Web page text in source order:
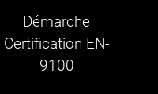
Démarche
Certification EN-
9100